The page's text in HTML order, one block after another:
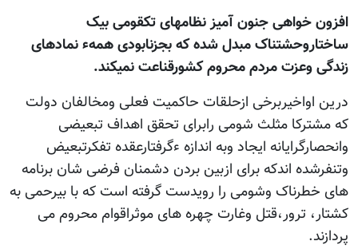
افزون خواهی جنون آمیز نظامهای تکقومی بیک
ساختاروحشتناک مبدل شده که بجزنابودی همهء نمادهای
زندگی وعزت مردم محروم کشورقناعت نمیکند.
درین اواخیربرخی ازحلقات حاکمیت فعلی ومخالفان دولت
که مشترکا مثلث شومی رابرای تحقق اهداف تبعیضی
وانحصارگرایانه ایجاد وبه اندازه ءگرفتارعقده تفکرتبعیض
وتنفرشده اندکه برای ازبین بردن دشمنان فرضی شان برنامه
های خطرناک وشومی را رویدست گرفته است که با بیرحمی به
کشتار، ترور،قتل وغارت چهره های موثراقوام محروم می
پردازند.